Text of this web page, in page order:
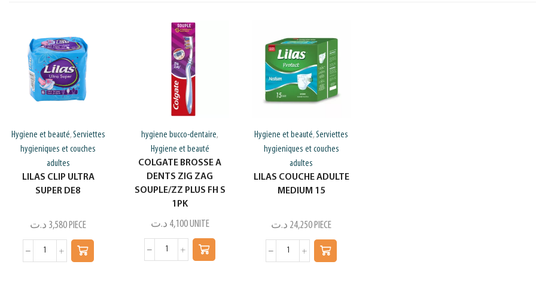
Hygiene et beauté, Serviettes
hygieniques et couches
adultes
LILAS CLIP ULTRA
SUPER DE8
3,580 د.ت PIECE
hygiene bucco-dentaire,
Hygiene et beauté
COLGATE BROSSE A
DENTS ZIG ZAG
SOUPLE/ZZ PLUS FH S
1PK
4,100 د.ت UNITE
Hygiene et beauté,Serviettes
hygieniques et couches
adultes
LILAS COUCHE ADULTE
MEDIUM 15
24,250 د.ت PIECE